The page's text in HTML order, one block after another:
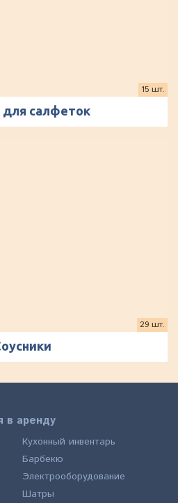
для салфеток
15 шт.
29 шт.
в аренду
Кухонный инвентарь
Барбекю
Электрооборудование
Шатры